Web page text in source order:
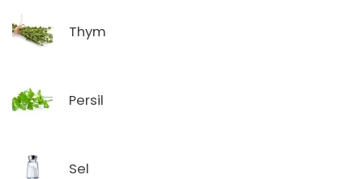
Thym
Persil
Sel